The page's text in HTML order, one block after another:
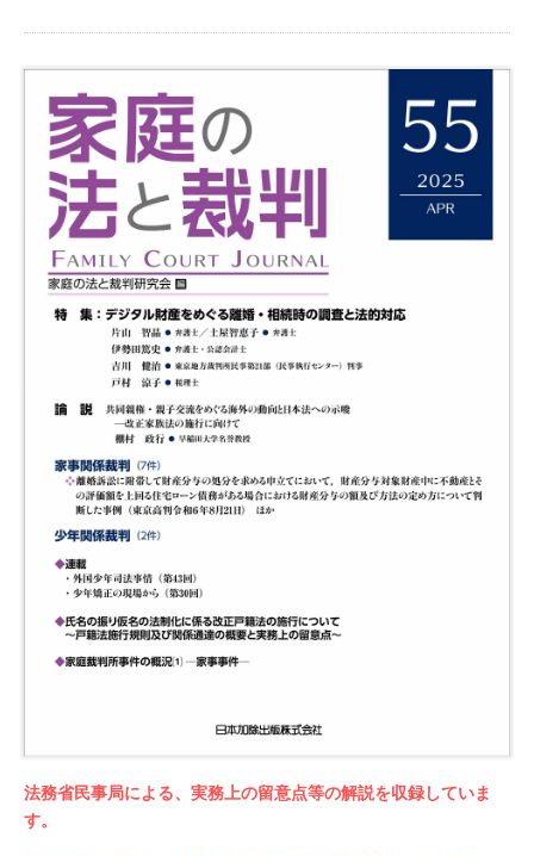
法務省民事局による、実務上の留意点等の解説を収録していま
す。